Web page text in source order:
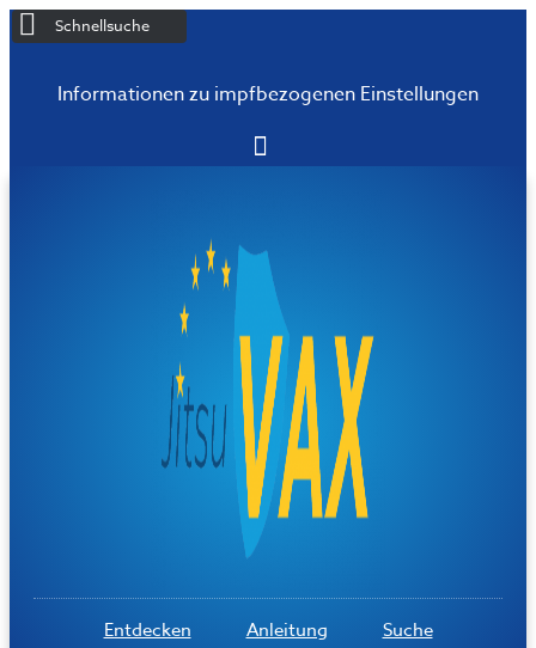
Schnellsuche
Informationen zu impfbezogenen Einstellungen
Entdecken Anleitung Suche